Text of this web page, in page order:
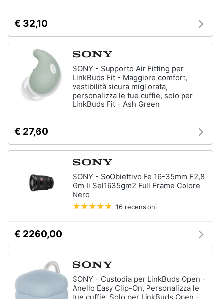
€ 32,10
SONY - Supporto Air Fitting per
LinkBuds Fit - Maggiore comfort,
vestibilità sicura migliorata,
personalizza le tue cuffie, solo per
LinkBuds Fit - Ash Green
€ 27,60
SONY - SoObiettivo Fe 16-35mm F2,8
Gm Ii Sel1635gm2 Full Frame Colore
Nero
16 recensioni
€ 2260,00
SONY - Custodia per LinkBuds Open -
Anello Easy Clip-On, Personalizza le
tue cuffie, Solo per LinkBuds Open -